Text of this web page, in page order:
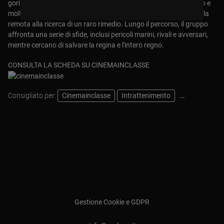
gorilla inseguitore di colpi, un'oca sboccata, un'autentica struzzo e
molti altri, Dolittle intraprende un viaggio pericoloso verso un'isola
remota alla ricerca di un raro rimedio. Lungo il percorso, il gruppo
affronta una serie di sfide, inclusi pericoli marini, rivali e avversari,
mentre cercano di salvare la regina e l'intero regno.
CONSULTA LA SCHEDA SU CINEMAINCLASSE
Consigliato per: Cinemainclasse Intrattenimento Pastorale
Gestione Cookie e GDPR